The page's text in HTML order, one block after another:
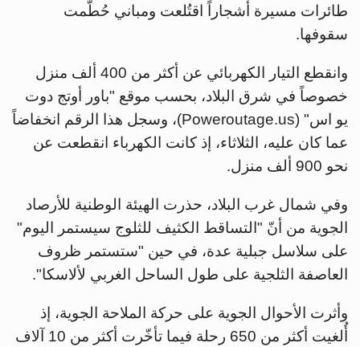
طائرات مسيرة أشجاراً اقتُلعت ومباني حُطّمت
سقوفها.
وانقطع التيار الكهربائي عن أكثر من 400 ألف منزل
خصوصاً في شرق البلاد، بحسب موقع "باور أوتج دوت
يو اس" (Poweroutage.us)، وسجل هذا الرقم انخفاضاً
عما كان عليه، الثلاثاء، إذ كانت الكهرباء انقطعت عن
نحو 900 ألف منزل.
وفي شمال غرب البلاد، حذرت الهيئة الوطنية للأرصاد
الجوية من أنّ "التساقط الكثيف للثلوج سيستمر اليوم"
على سلاسل جبلية عدة، في حين "ستستمر ظروف
العاصفة الثلجية على طول الساحل الغربي لألاسكا".
وأثرت الأحوال الجوية على حركة الملاحة الجوية، إذ
أُلغيت أكثر من 650 رحلة فيما تأخّرت أكثر من 10 آلاف